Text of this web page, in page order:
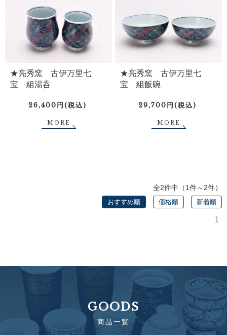
★亮秀窯 古伊万里七
宝 組湯呑
26,400円(税込)
MORE
★亮秀窯 古伊万里七
宝 組飯碗
29,700円(税込)
MORE
全2件中（1件～2件）
おすすめ順 価格順 新着順
1
GOODS
商品一覧